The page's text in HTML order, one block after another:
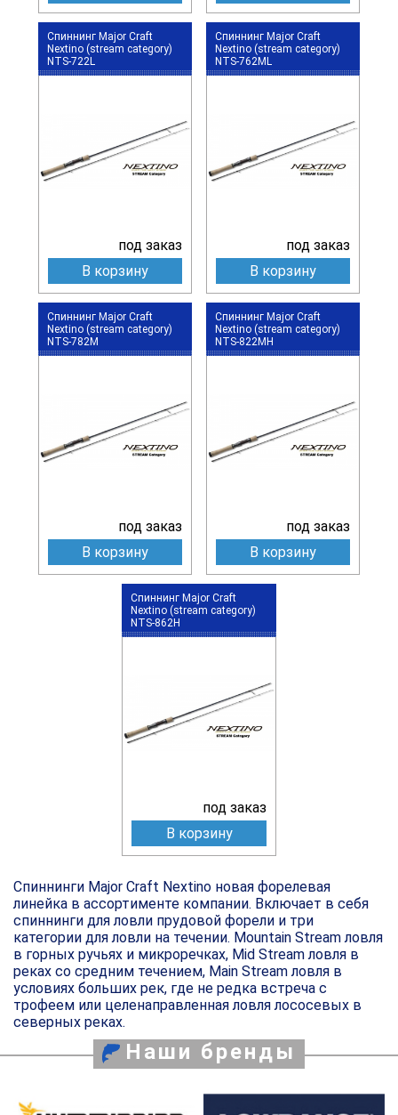
Спиннинг Major Craft
Nextino (stream category)
NTS-722L
под заказ
В корзину
Спиннинг Major Craft
Nextino (stream category)
NTS-762ML
под заказ
В корзину
Спиннинг Major Craft
Nextino (stream category)
NTS-782M
под заказ
В корзину
Спиннинг Major Craft
Nextino (stream category)
NTS-822MH
под заказ
В корзину
Спиннинг Major Craft
Nextino (stream category)
NTS-862H
под заказ
В корзину
Спиннинги Major Craft Nextino новая форелевая
линейка в ассортименте компании. Включает в себя
спиннинги для ловли прудовой форели и три
категории для ловли на течении. Mountain Stream ловля
в горных ручьях и микроречках, Mid Stream ловля в
реках со средним течением, Main Stream ловля в
условиях больших рек, где не редка встреча с
трофеем или целенаправленная ловля лососевых в
северных реках.
Наши бренды